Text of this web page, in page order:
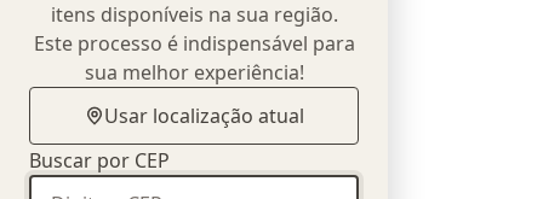
itens disponíveis na sua região.
Este processo é indispensável para
sua melhor experiência!
Usar localização atual
Buscar por CEP